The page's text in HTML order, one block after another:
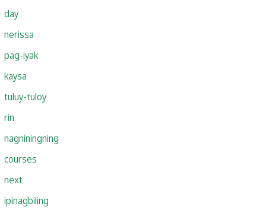
day
nerissa
pag-iyak
kaysa
tuluy-tuloy
rin
nagniningning
courses
next
ipinagbiling